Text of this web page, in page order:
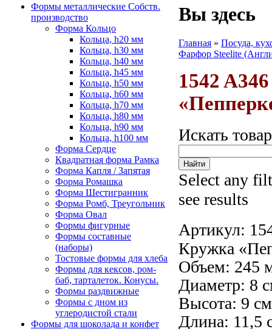
Формы металлические Собств.
производство
Форма Кольцо
Кольца, h20 мм
Кольца, h30 мм
Кольца, h40 мм
Кольца, h45 мм
Кольца, h50 мм
Кольца, h60 мм
Кольца, h70 мм
Кольца, h80 мм
Кольца, h90 мм
Кольца, h100 мм
Форма Сердце
Квадратная форма Рамка
Форма Капля / Запятая
Форма Ромашка
Форма Шестигранник
Форма Ромб, Треугольник
Форма Овал
Формы фигурные
Формы составные
(наборы)
Тостовые формы для хлеба
Формы для кексов, ром-
баб, тарталеток. Конусы.
Формы раздвижные
Формы с дном из
углеродистой стали
Формы для шоколада и конфет
Вы здесь
Главная » Посуда,
Фарфор Steelite
1542
Искать
Select any
see results
Артикул:
Кружка
Объем: 245
Диаметр: 8
Высота: 9
Длина: 11,5